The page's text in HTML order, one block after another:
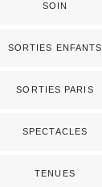
SOIN
SORTIES ENFANTS
SORTIES PARIS
SPECTACLES
TENUES